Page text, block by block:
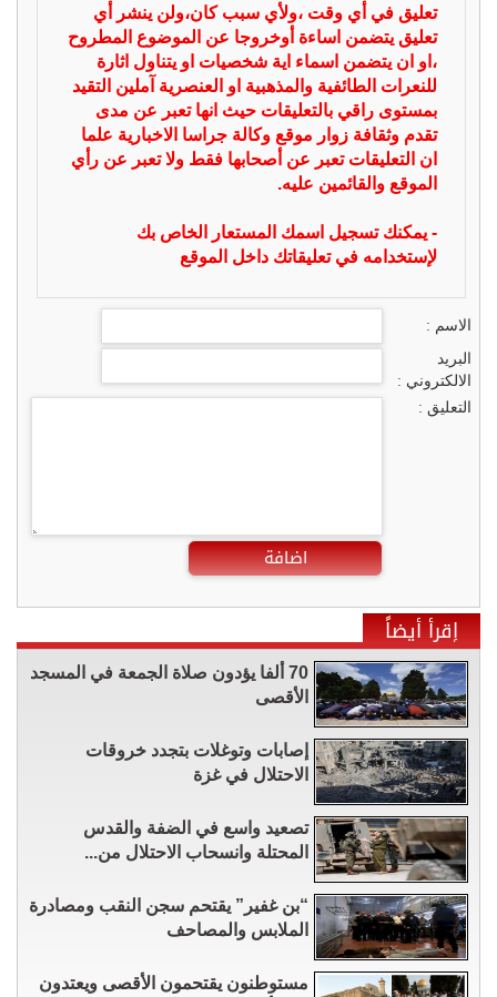
تعليق في أي وقت ،ولأي سبب كان،ولن ينشر أي
تعليق يتضمن اساءة أوخروجا عن الموضوع المطروح
،او ان يتضمن اسماء اية شخصيات او يتناول اثارة
للنعرات الطائفية والمذهبية او العنصرية آملين التقيد
بمستوى راقي بالتعليقات حيث انها تعبر عن مدى
تقدم وثقافة زوار موقع وكالة جراسا الاخبارية علما
ان التعليقات تعبر عن أصحابها فقط ولا تعبر عن رأي
الموقع والقائمين عليه.
- يمكنك تسجيل اسمك المستعار الخاص بك
لإستخدامه في تعليقاتك داخل الموقع
الاسم :
البريد
الالكتروني :
التعليق :
اضافة
إقرأ أيضاً
70 ألفا يؤدون صلاة الجمعة في المسجد
الأقصى
إصابات وتوغلات بتجدد خروقات
الاحتلال في غزة
تصعيد واسع في الضفة والقدس
المحتلة وانسحاب الاحتلال من...
“بن غفير” يقتحم سجن النقب ومصادرة
الملابس والمصاحف
مستوطنون يقتحمون الأقصى ويعتدون